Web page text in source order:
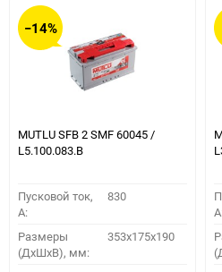
−14%
MUTLU SFB 2 SMF 60045 /
L5.100.083.B
Пусковой ток,
A:
830
Размеры
(ДхШхВ), мм:
353x175x190